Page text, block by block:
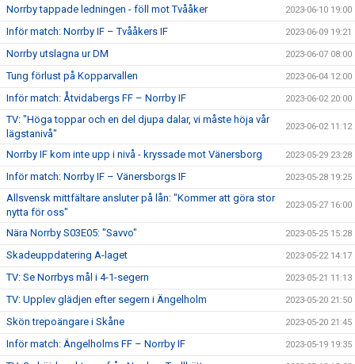
Norrby tappade ledningen - föll mot Tvååker 2023-06-10 19:00
Inför match: Norrby IF – Tvååkers IF 2023-06-09 19:21
Norrby utslagna ur DM 2023-06-07 08:00
Tung förlust på Kopparvallen 2023-06-04 12:00
Inför match: Åtvidabergs FF – Norrby IF 2023-06-02 20:00
TV: "Höga toppar och en del djupa dalar, vi måste höja vår
lägstanivå"
2023-06-02 11:12
Norrby IF kom inte upp i nivå - kryssade mot Vänersborg 2023-05-29 23:28
Inför match: Norrby IF – Vänersborgs IF 2023-05-28 19:25
Allsvensk mittfältare ansluter på lån: "Kommer att göra stor
nytta för oss"
2023-05-27 16:00
Nära Norrby S03E05: "Savvo" 2023-05-25 15:28
Skadeuppdatering A-laget 2023-05-22 14:17
TV: Se Norrbys mål i 4-1-segern 2023-05-21 11:13
TV: Upplev glädjen efter segern i Ängelholm 2023-05-20 21:50
Skön trepoängare i Skåne 2023-05-20 21:45
Inför match: Ängelholms FF – Norrby IF 2023-05-19 19:35